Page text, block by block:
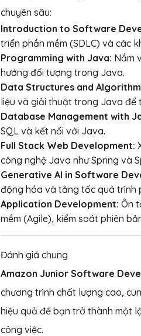
chuyên sâu:
Introduction to Software
triển phần mềm (SDLC) và các
Programming with Java: Nắm
hướng đối tượng trong Java.
Data Structures and
liệu và giải thuật trong Java để
Database Management with
SQL và kết nối với Java.
Full Stack Web Development:
công nghệ Java như Spring và
Generative AI in Software
động hóa và tăng tốc quá trình
Application Development: Ôn
mềm (Agile), kiểm soát phiên
Đánh giá chung
Amazon Junior Software
chương trình chất lượng cao,
hiệu quả để bạn trở thành một
công việc.